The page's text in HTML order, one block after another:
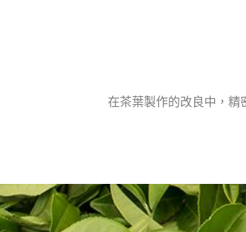
在茶葉製作的改良中，精